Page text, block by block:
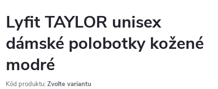
Lyfit TAYLOR unisex
dámské polobotky kožené
modré
Kód produktu: Zvolte variantu